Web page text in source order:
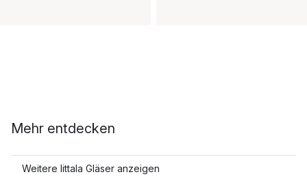
Mehr entdecken
Weitere Iittala Gläser anzeigen